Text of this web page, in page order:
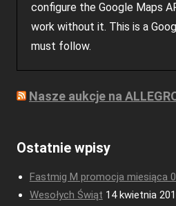
configure the Google Maps
work without it. This is a
must follow.
Nasze aukcje na
Ostatnie wpisy
Fastmig M promocja miesiąca
Wesołych Świąt 14 kwietnia